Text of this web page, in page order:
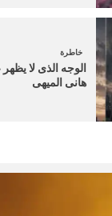
خاطرة
الوجه الذى لا
هانى الميهى